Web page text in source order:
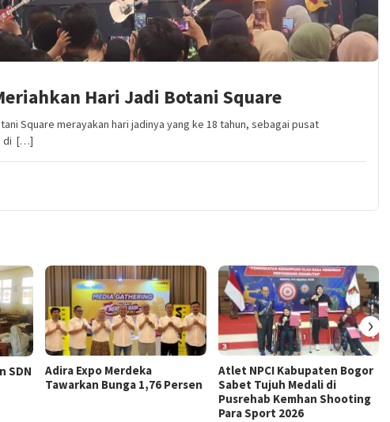
Hari Jadi Botani Square
Square merayakan hari jadinya yang ke 18 tahun, sebagai pusat
di […]
SDN
Adira Expo Merdeka
Tawarkan Bunga 1,76 Persen
Atlet NPCI Kabupaten Bogor
Sabet Tujuh Medali di
Pusrehab Kemhan Shooting
Para Sport 2026
›